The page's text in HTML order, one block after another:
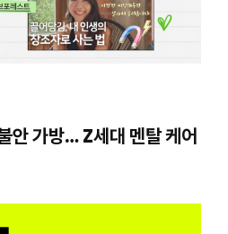
안 가방… Z세대 멘탈 케어